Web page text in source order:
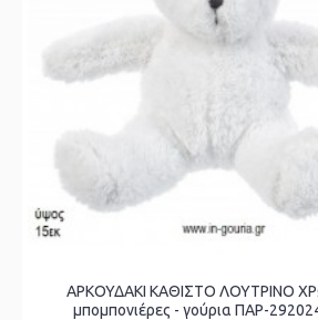
ΑΡΚΟΥΔΑΚΙ ΚΑΘΙΣΤΟ ΛΟΥΤΡΙΝΟ
μπομπονιέρες - γούρια ΠΑΡ-